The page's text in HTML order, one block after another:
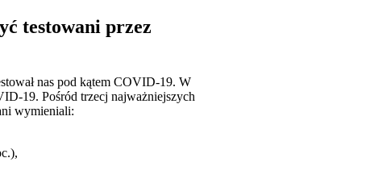
testowani przez
nas pod kątem COVID-19. W
19. Pośród trzecj najważniejszych
wymieniali: